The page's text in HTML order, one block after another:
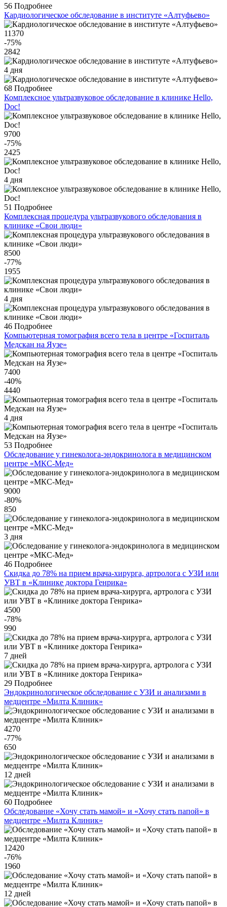
56 Подробнее
Кардиологическое обследование в институте «Алтуфьево»
11370
-75%
2842
4 дня
68 Подробнее
Комплексное ультразвуковое обследование в клинике Hello,
Doc!
9700
-75%
2425
4 дня
51 Подробнее
Комплексная процедура ультразвукового обследования в
клинике «Свои люди»
8500
-77%
1955
4 дня
46 Подробнее
Компьютерная томография всего тела в центре «Госпиталь
Медскан на Яузе»
7400
-40%
4440
4 дня
53 Подробнее
Обследование у гинеколога-эндокринолога в медицинском
центре «МКС-Мед»
9000
-80%
850
3 дня
46 Подробнее
Скидка до 78% на прием врача-хирурга, артролога с УЗИ или
УВТ в «Клинике доктора Генрика»
4500
-78%
990
7 дней
29 Подробнее
Эндокринологическое обследование с УЗИ и анализами в
медцентре «Милта Клиник»
4270
-77%
650
12 дней
60 Подробнее
Обследование «Хочу стать мамой» и «Хочу стать папой» в
медцентре «Милта Клиник»
12420
-76%
1960
12 дней